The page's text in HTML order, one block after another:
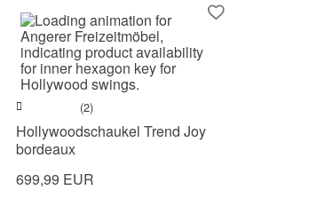
(2)
Hollywoodschaukel Trend Joy
bordeaux
699,99 EUR